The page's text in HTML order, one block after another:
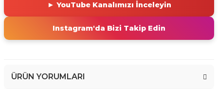
► YouTube Kanalımızı İnceleyin
Instagram'da Bizi Takip Edin
ÜRÜN YORUMLARI